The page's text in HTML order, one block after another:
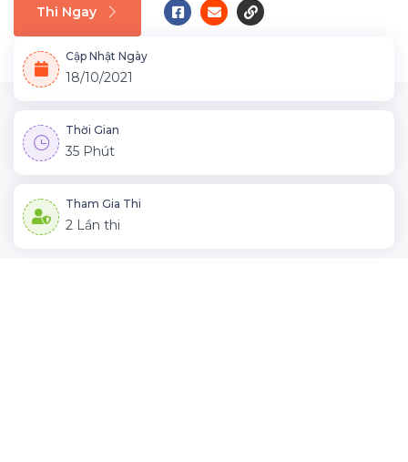
Thi Ngay
Cập Nhật Ngày
18/10/2021
Thời Gian
35 Phút
Tham Gia Thi
2 Lần thi